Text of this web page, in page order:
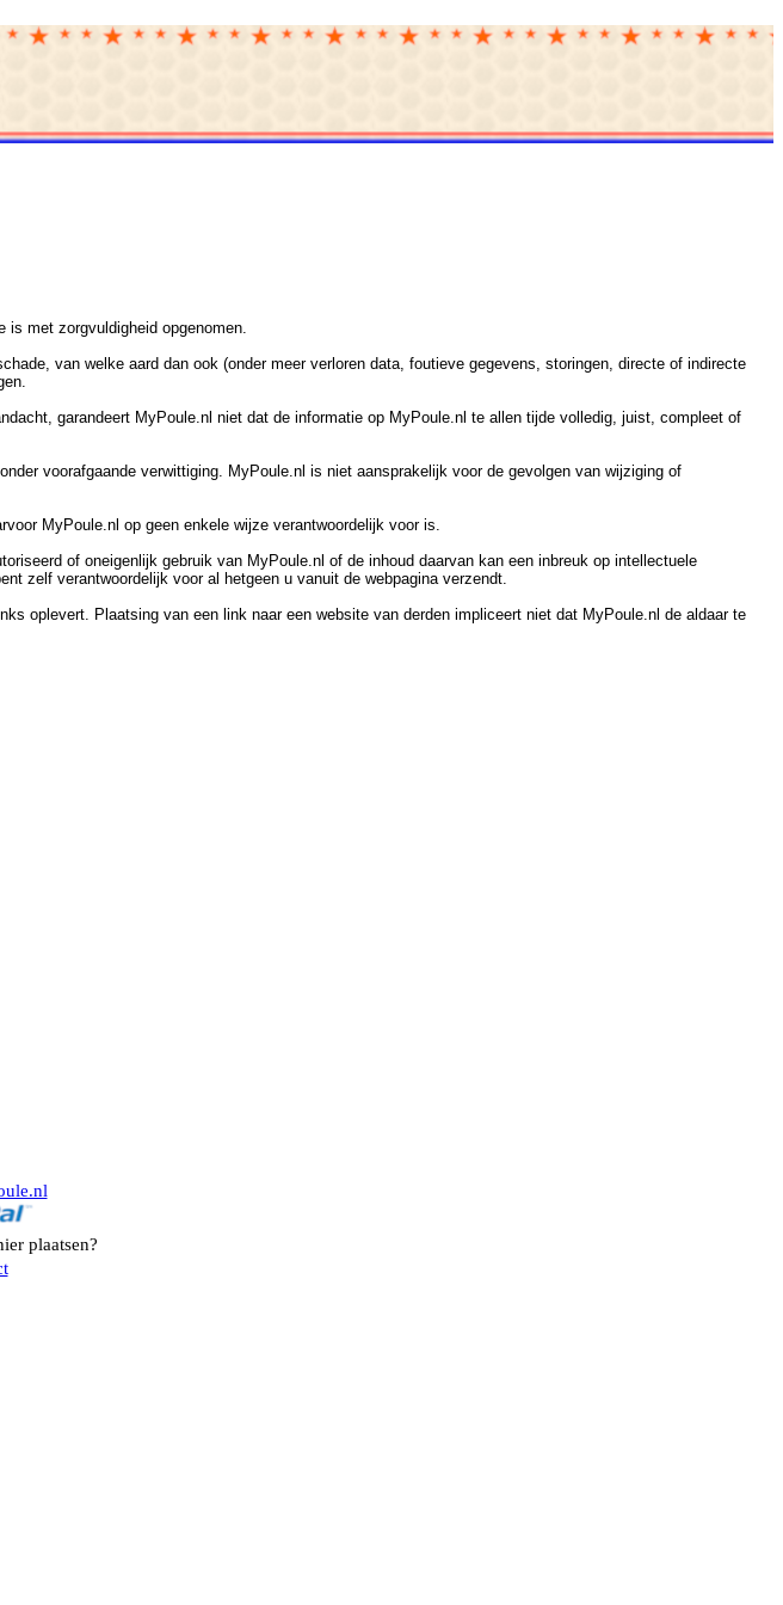
met zorgvuldigheid opgenomen.
van welke aard dan ook (onder meer verloren data, foutieve gegevens, storingen, directe of indirecte
garandeert MyPoule.nl niet dat de informatie op MyPoule.nl te allen tijde volledig, juist, compleet of
voorafgaande verwittiging. MyPoule.nl is niet aansprakelijk voor de gevolgen van wijziging of
MyPoule.nl op geen enkele wijze verantwoordelijk voor is.
of oneigenlijk gebruik van MyPoule.nl of de inhoud daarvan kan een inbreuk op intellectuele
zelf verantwoordelijk voor al hetgeen u vanuit de webpagina verzendt.
oplevert. Plaatsing van een link naar een website van derden impliceert niet dat MyPoule.nl de aldaar te
plaatsen?